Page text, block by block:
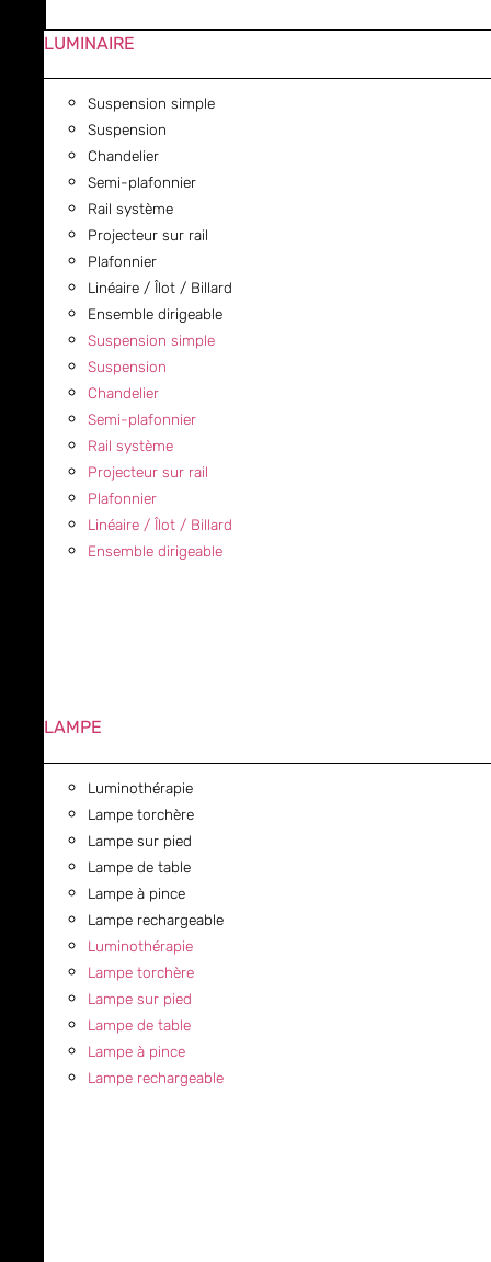
LUMINAIRE
Suspension simple
Suspension
Chandelier
Semi-plafonnier
Rail système
Projecteur sur rail
Plafonnier
Linéaire / Îlot / Billard
Ensemble dirigeable
Suspension simple
Suspension
Chandelier
Semi-plafonnier
Rail système
Projecteur sur rail
Plafonnier
Linéaire / Îlot / Billard
Ensemble dirigeable
LAMPE
Luminothérapie
Lampe torchère
Lampe sur pied
Lampe de table
Lampe à pince
Lampe rechargeable
Luminothérapie
Lampe torchère
Lampe sur pied
Lampe de table
Lampe à pince
Lampe rechargeable